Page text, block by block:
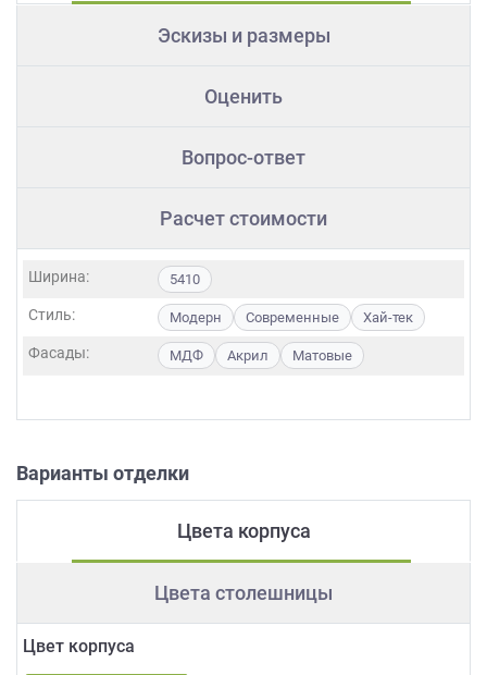
Эскизы и размеры
Оценить
Вопрос-ответ
Расчет стоимости
Ширина: 5410
Стиль: Модерн Современные Хай-тек
Фасады: МДФ Акрил Матовые
Варианты отделки
Цвета корпуса
Цвета столешницы
Цвет корпуса